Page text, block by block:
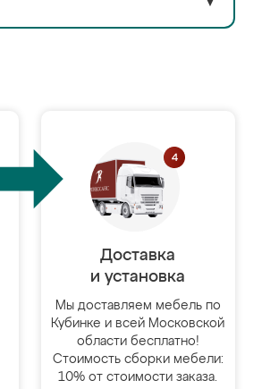
Доставка
и установка
Мы доставляем мебель по
Кубинке и всей Московской
области бесплатно!
Стоимость сборки мебели:
10% от стоимости заказа.